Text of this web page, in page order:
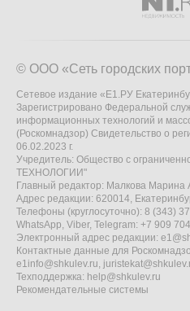
© ООО «Сеть городских
Сетевое издание «Е1.РУ
Зарегистрировано Федеральной
информационных технологий и
(Роскомнадзор) Свидетельство о
06.02.2023 г.
Учредитель: Общество с
ТЕХНОЛОГИИ"
Главный редактор: Малкова Марина
Адрес редакции: 620014,
Телефоны (круглосуточно): 8 (343)
WhatsApp, Viber, Telegram: +7 909
Электронный адрес редакции:
Контактные данные для
e1info@shkulev.ru,
Техподдержка: help@shkulev.ru
Рекомендательные системы